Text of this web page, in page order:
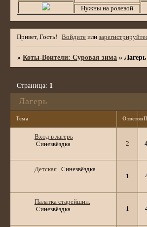
Нужны на ролевой
Привет, Гость! Войдите или
»Коты-Воители: Суровая зима »Лагерь
Лагерь
Страница: 1
Тема Ответов
Вход в лагерь
Синезвёздка
2
Детская. Синезвёздка
1
Палатка старейшин.
Синезвёздка
1